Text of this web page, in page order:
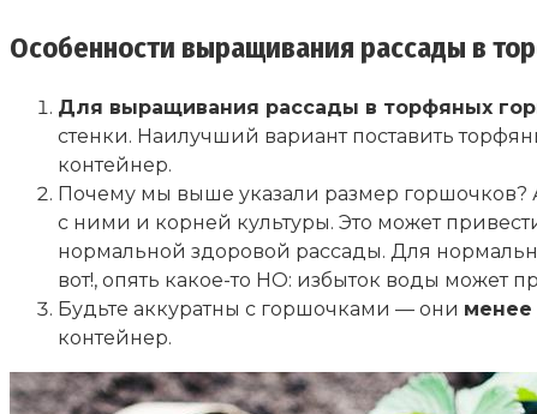
Особенности выращивания рассады в
Для выращивания рассады в торфяных
стенки. Наилучший вариант поставить
контейнер.
Почему мы выше указали размер горшочков?
с ними и корней культуры. Это может
нормальной здоровой рассады. Для
вот!, опять какое-то НО: избыток воды может
Будьте аккуратны с горшочками — они менее
контейнер.